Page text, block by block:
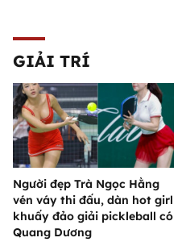
GIẢI TRÍ
Người đẹp Trà Ngọc Hằng
vén váy thi đấu, dàn hot girl
khuấy đảo giải pickleball có
Quang Dương